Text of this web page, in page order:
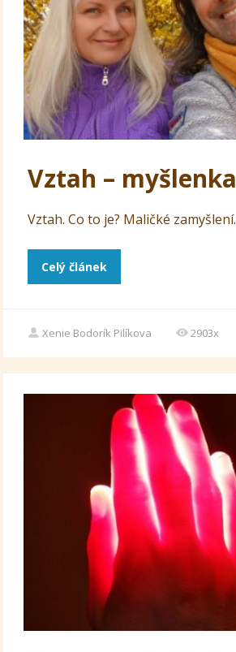
Vztah – myšlenka
Vztah. Co to je? Maličké zamyšlení.
Celý článek
Xenie Bodorík Pilíkova 2903x